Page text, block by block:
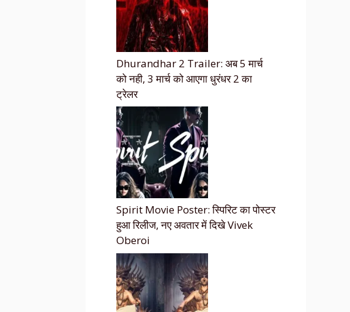
Dhurandhar 2 Trailer: अब 5 मार्च
को नही, 3 मार्च को आएगा धुरंधर 2 का
ट्रेलर
Spirit Movie Poster: स्पिरिट का पोस्टर
हुआ रिलीज, नए अवतार में दिखे Vivek
Oberoi